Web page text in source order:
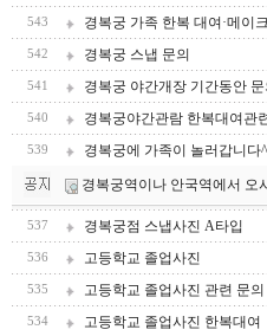
543 경복궁 가족 한복 대여·메이
542 경복궁 스냅 문의
541 경복궁 야간개장 기간동안 문
540 경복궁야간관람 한복대여관
539 경복궁에 가족이 놀러갑니
경복궁역이나 안국역에서 오
537 경복궁점 스냅사진 A타입
536 고등학교 졸업사진
535 고등학교 졸업사진 관련 문의
534 고등학교 졸업사진 한복대여